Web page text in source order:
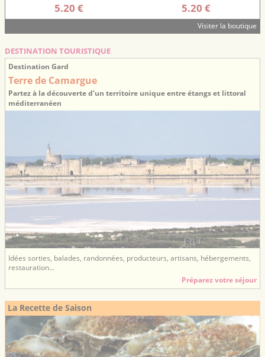
5.20 € 5.20 €
Visiter la boutique
DESTINATION TOURISTIQUE
Destination Gard
Terre de Camargue
Partez à la découverte d’un territoire unique entre étangs et littoral
méditerranéen
Idées sorties, balades, randonnées, producteurs, artisans, hébergements,
restauration...
Préparez votre séjour
La Recette de Saison